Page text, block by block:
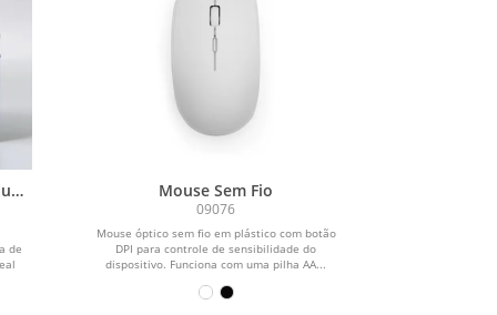
de
Mouse Sem Fio
09076
Mouse óptico sem fio em plástico com botão
DPI para controle de sensibilidade do
dispositivo. Funciona com uma pilha AA...